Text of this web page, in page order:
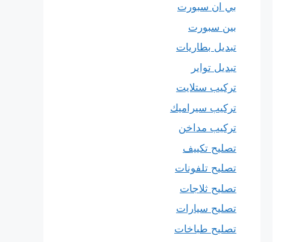
بي ان سبورت
بين سبورت
تبديل بطاريات
تبديل تواير
تركيب ستلايت
تركيب سيراميك
تركيب مداخن
تصليح تكييف
تصليح تلفونات
تصليح ثلاجات
تصليح سيارات
تصليح طباخات